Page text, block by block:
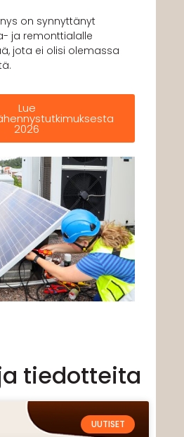
on synnyttänyt
ja remonttialalle
jota ei olisi olemassa
Lue
2026
tiedotteita
UUTISET